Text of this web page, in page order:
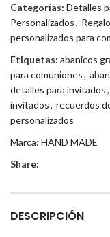
Categorías: Detalles
Personalizados,
personalizados para
Etiquetas: abanicos
para comuniones,
detalles para invitados,
invitados, recuerdos
personalizados
Marca: HAND MADE
Share:
DESCRIPCIÓN